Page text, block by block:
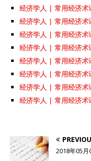
经济学人 | 常用经济术
经济学人 | 常用经济术
经济学人 | 常用经济术
经济学人 | 常用经济术
经济学人 | 常用经济术
经济学人 | 常用经济术
经济学人 | 常用经济术
经济学人 | 常用经济术
2018年05月